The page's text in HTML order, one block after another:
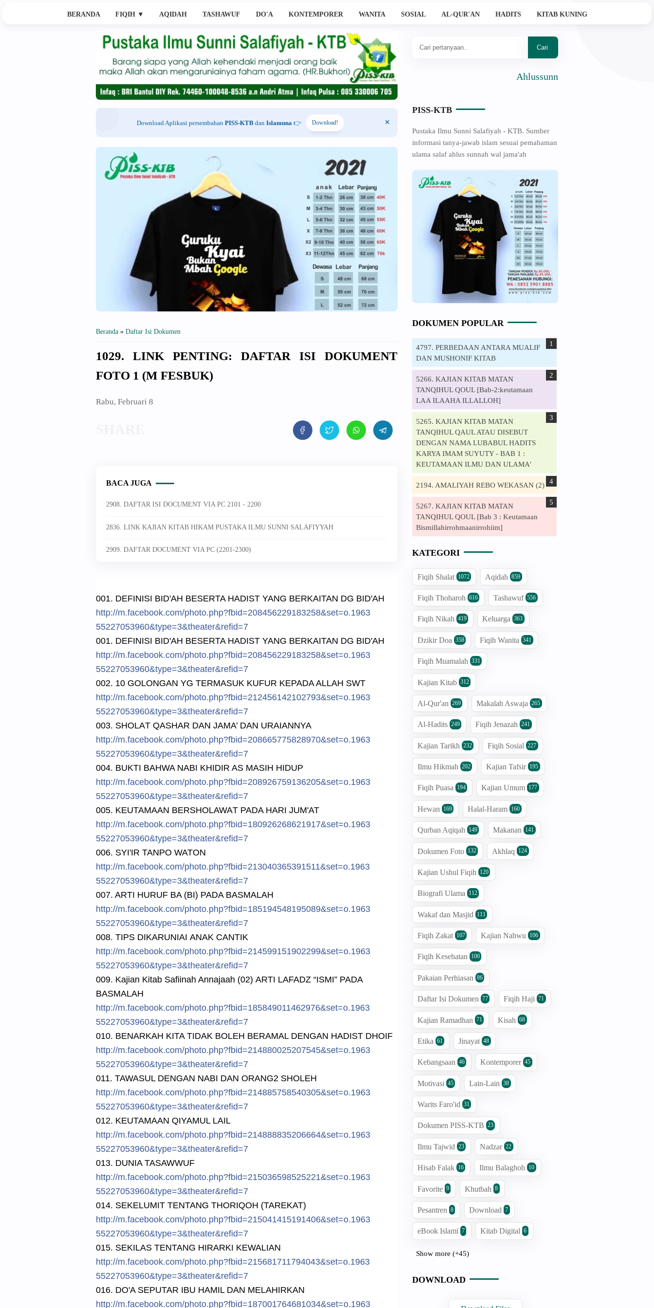
BERANDA FIQIH ▼ AQIDAH TASHAWUF DO'A KONTEMPORER WANITA SOSIAL AL-QUR'AN HADITS KITAB KUNING
Download Aplikasi persembahan PISS-KTBdan Islamuna 👉 Download!
Beranda » Daftar Isi Dokumen
1029. LINK PENTING: DAFTAR ISI DOKUMENT
FOTO 1 (M FESBUK)
Rabu, Februari 8
BACA JUGA
2908. DAFTAR ISI DOCUMENT VIA PC 2101 - 2200
2836. LINK KAJIAN KITAB HIKAM PUSTAKA ILMU SUNNI SALAFIYYAH
2909. DAFTAR DOCUMENT VIA PC (2201-2300)
001. DEFINISI BID'AH BESERTA HADIST YANG BERKAITAN DG BID'AH
http://m.facebook.com/photo.php?fbid=208456229183258&set=o.1963
55227053960&type=3&theater&refid=7
001. DEFINISI BID'AH BESERTA HADIST YANG BERKAITAN DG BID'AH
http://m.facebook.com/photo.php?fbid=208456229183258&set=o.1963
55227053960&type=3&theater&refid=7
002. 10 GOLONGAN YG TERMASUK KUFUR KEPADA ALLAH SWT
http://m.facebook.com/photo.php?fbid=212456142102793&set=o.1963
55227053960&type=3&theater&refid=7
003. SHOLAT QASHAR DAN JAMA’ DAN URAIANNYA
http://m.facebook.com/photo.php?fbid=208665775828970&set=o.1963
55227053960&type=3&theater&refid=7
004. BUKTI BAHWA NABI KHIDIR AS MASIH HIDUP
http://m.facebook.com/photo.php?fbid=208926759136205&set=o.1963
55227053960&type=3&theater&refid=7
005. KEUTAMAAN BERSHOLAWAT PADA HARI JUM'AT
http://m.facebook.com/photo.php?fbid=180926268621917&set=o.1963
55227053960&type=3&theater&refid=7
006. SYI'IR TANPO WATON
http://m.facebook.com/photo.php?fbid=213040365391511&set=o.1963
55227053960&type=3&theater&refid=7
007. ARTI HURUF BA (BI) PADA BASMALAH
http://m.facebook.com/photo.php?fbid=185194548195089&set=o.1963
55227053960&type=3&theater&refid=7
008. TIPS DIKARUNIAI ANAK CANTIK
http://m.facebook.com/photo.php?fbid=214599151902299&set=o.1963
55227053960&type=3&theater&refid=7
009. Kajian Kitab Safiinah Annajaah (02) ARTI LAFADZ “ISMI” PADA
BASMALAH
http://m.facebook.com/photo.php?fbid=185849011462976&set=o.1963
55227053960&type=3&theater&refid=7
010. BENARKAH KITA TIDAK BOLEH BERAMAL DENGAN HADIST DHOIF
http://m.facebook.com/photo.php?fbid=214880025207545&set=o.1963
55227053960&type=3&theater&refid=7
011. TAWASUL DENGAN NABI DAN ORANG2 SHOLEH
http://m.facebook.com/photo.php?fbid=214885758540305&set=o.1963
55227053960&type=3&theater&refid=7
012. KEUTAMAAN QIYAMUL LAIL
http://m.facebook.com/photo.php?fbid=214888835206664&set=o.1963
55227053960&type=3&theater&refid=7
013. DUNIA TASAWWUF
http://m.facebook.com/photo.php?fbid=215036598525221&set=o.1963
55227053960&type=3&theater&refid=7
014. SEKELUMIT TENTANG THORIQOH (TAREKAT)
http://m.facebook.com/photo.php?fbid=215041415191406&set=o.1963
55227053960&type=3&theater&refid=7
015. SEKILAS TENTANG HIRARKI KEWALIAN
http://m.facebook.com/photo.php?fbid=215681711794043&set=o.1963
55227053960&type=3&theater&refid=7
016. DO'A SEPUTAR IBU HAMIL DAN MELAHIRKAN
http://m.facebook.com/photo.php?fbid=187001764681034&set=o.1963
Ahlussunnah Wal Jama'ah
PISS-KTB
Pustaka Ilmu Sunni Salafiyah - KTB. Sumber
informasi tanya-jawab islam sesuai pemahaman
ulama salaf ahlus sunnah wal jama'ah
DOKUMEN POPULAR
4797. PERBEDAAN ANTARA MUALIF
DAN MUSHONIF KITAB
5266. KAJIAN KITAB MATAN
TANQIHUL QOUL [Bab-2:keutamaan
LAA ILAAHA ILLALLOH]
5265. KAJIAN KITAB MATAN
TANQIHUL QAUL ATAU DISEBUT
DENGAN NAMA LUBABUL HADITS
KARYA IMAM SUYUTY - BAB 1 :
KEUTAMAAN ILMU DAN ULAMA'
2194. AMALIYAH REBO WEKASAN (2)
5267. KAJIAN KITAB MATAN
TANQIHUL QOUL [Bab 3 : Keutamaan
Bismillahirrohmaanirrohiim]
KATEGORI
Fiqih Shalat 1072 Aqidah 859
Fiqih Thoharoh 616 Tashawuf 556
Fiqih Nikah 419 Keluarga 363
Dzikir Doa 358 Fiqih Wanita 341
Fiqih Muamalah 331
Kajian Kitab 312
Al-Qur'an 269 Makalah Aswaja 265
Al-Hadits 249 Fiqih Jenazah 241
Kajian Tarikh 232 Fiqih Sosial 227
Ilmu Hikmah 202 Kajian Tafsir 195
Fiqih Puasa 194 Kajian Umum 177
Hewan 169 Halal-Haram 160
Qurban Aqiqah 149 Makanan 141
Dokumen Foto 132 Akhlaq 124
Kajian Ushul Fiqih 120
Biografi Ulama 112
Wakaf dan Masjid 111
Fiqih Zakat 107 Kajian Nahwu 106
Fiqih Kesehatan 100
Pakaian Perhiasan 86
Daftar Isi Dokumen 77 Fiqih Haji 71
Kajian Ramadhan 71 Kisah 68
Etika 61 Jinayat 48
Kebangsaan 46 Kontemporer 45
Motivasi 45 Lain-Lain 38
Warits Faro'id 31
Dokumen PISS-KTB 23
Ilmu Tajwid 23 Nadzar 22
Hisab Falak 16 Ilmu Balaghoh 10
Favorite 9 Khutbah 8
Pesantren 8 Download 7
eBook Islami 7 Kitab Digital 6
Show more (+45)
DOWNLOAD